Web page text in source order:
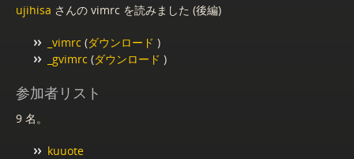
ujihisa さんの vimrc を読みました (後編)
_vimrc (ダウンロード )
_gvimrc (ダウンロード )
参加者リスト
9 名。
kuuote